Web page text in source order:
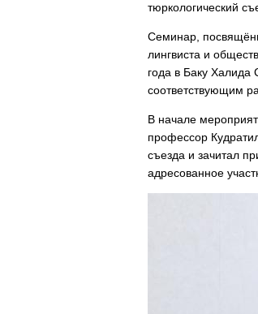
тюркологический
Семинар,
лингвиста и
года в Баку Халида
соответствующим
В начале
профессор
съезда и зачитал
адресованное